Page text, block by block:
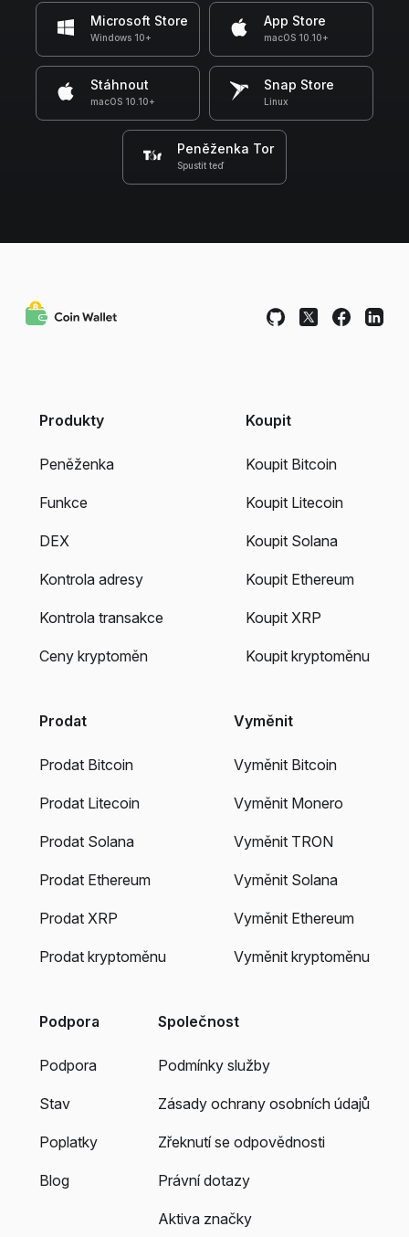
Microsoft Store
Windows 10+
App Store
macOS 10.10+
Stáhnout
macOS 10.10+
Snap Store
Linux
Peněženka Tor
Spustit teď
Produkty
Peněženka
Funkce
DEX
Kontrola adresy
Kontrola transakce
Ceny kryptoměn
Koupit
Koupit Bitcoin
Koupit Litecoin
Koupit Solana
Koupit Ethereum
Koupit XRP
Koupit kryptoměnu
Prodat
Prodat Bitcoin
Prodat Litecoin
Prodat Solana
Prodat Ethereum
Prodat XRP
Prodat kryptoměnu
Vyměnit
Vyměnit Bitcoin
Vyměnit Monero
Vyměnit TRON
Vyměnit Solana
Vyměnit Ethereum
Vyměnit kryptoměnu
Podpora
Podpora
Stav
Poplatky
Blog
Společnost
Podmínky služby
Zásady ochrany osobních údajů
Zřeknutí se odpovědnosti
Právní dotazy
Aktiva značky